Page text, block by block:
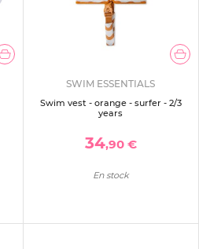
SWIM ESSENTIALS
Swim vest - orange - surfer - 2/3
years
34,90 €
En stock